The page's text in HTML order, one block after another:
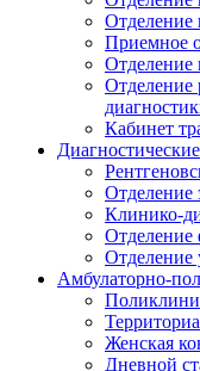
Отделение
Приемное
Отделение
Отделение
Кабинет
Отделение
Клинико-
Отделение
Отделение
Амбулаторно-
Женская
Дневной